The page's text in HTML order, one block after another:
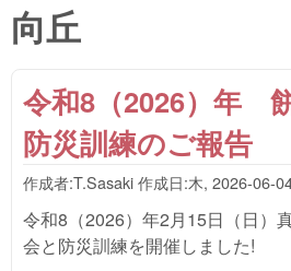
向丘
令和8（2026）年
防災訓練のご報告
作成者:T.Sasaki作成日:木, 2026-06-
令和8（2026）年2月15日（日）
会と防災訓練を開催しました!